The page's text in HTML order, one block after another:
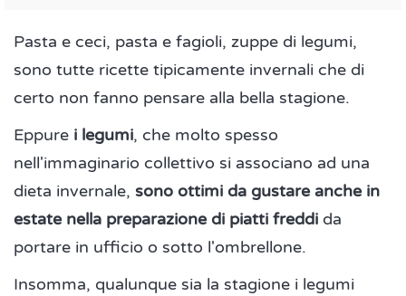
Pasta e ceci, pasta e fagioli, zuppe di legumi,
sono tutte ricette tipicamente invernali che di
certo non fanno pensare alla bella stagione.
Eppure i legumi, che molto spesso
nell'immaginario collettivo si associano ad una
dieta invernale, sono ottimi da gustare anche in
estate nella preparazione di piatti freddi da
portare in ufficio o sotto l'ombrellone.
Insomma, qualunque sia la stagione i legumi